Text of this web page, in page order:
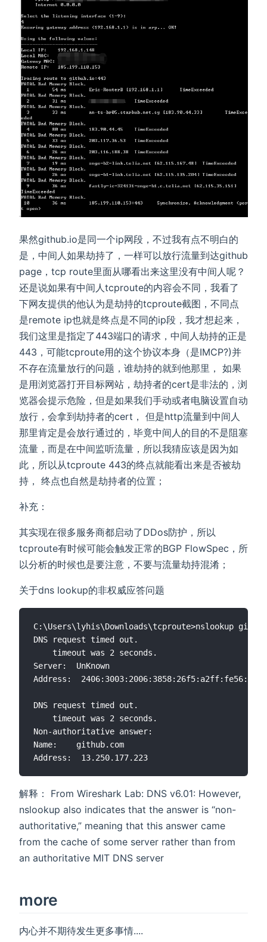
果然github.io是同一个ip网段，不过我有点不明白的
是，中间人如果劫持了，一样可以放行流量到达github
page，tcp route里面从哪看出来这里没有中间人呢？
还是说如果有中间人tcproute的内容会不同，我看了
下网友提供的他认为是劫持的tcproute截图，不同点
是remote ip也就是终点是不同的ip段，我才想起来，
我们这里是指定了443端口的请求，中间人劫持的正是
443，可能tcproute用的这个协议本身（是IMCP?)并
不存在流量放行的问题，谁劫持的就到他那里， 如果
是用浏览器打开目标网站，劫持者的cert是非法的，浏
览器会提示危险，但是如果我们手动或者电脑设置自动
放行，会拿到劫持者的cert， 但是http流量到中间人
那里肯定是会放行通过的，毕竟中间人的目的不是阻塞
流量，而是在中间监听流量，所以我猜应该是因为如
此，所以从tcproute 443的终点就能看出来是否被劫
持， 终点也自然是劫持者的位置；
补充：
其实现在很多服务商都启动了DDos防护，所以
tcproute有时候可能会触发正常的BGP FlowSpec，所
以分析的时候也是要注意，不要与流量劫持混淆；
关于dns lookup的非权威应答问题
C:\Users\lyhis\Downloads\tcproute>nslookup
DNS request timed out.
    timeout was 2 seconds.
Server:  UnKnown
Address:  2406:3003:2006:3858:26f5:a2ff:fe56:5326
DNS request timed out.
    timeout was 2 seconds.
Non-authoritative answer:
Name:    github.com
解释： From Wireshark Lab: DNS v6.01: However,
nslookup also indicates that the answer is “non-
authoritative,” meaning that this answer came
from the cache of some server rather than from
an authoritative MIT DNS server
more
内心并不期待发生更多事情....